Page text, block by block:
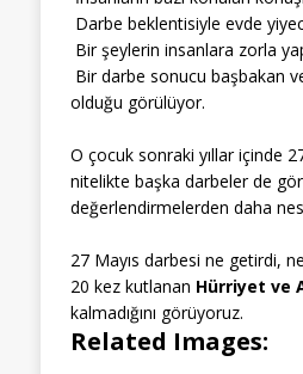
 Darbe beklentisiyle evde
 Bir şeylerin insanlara zorla
 Bir darbe sonucu başbakan
olduğu görülüyor.
O çocuk sonraki yıllar içinde
nitelikte başka darbeler de
değerlendirmelerden daha
27 Mayıs darbesi ne getirdi,
20 kez kutlanan Hürriyet ve
kalmadığını görüyoruz.
Related Images: